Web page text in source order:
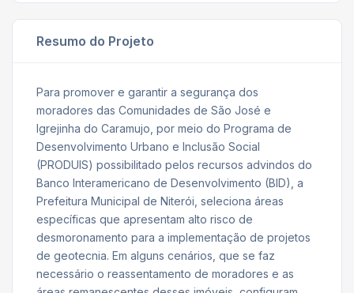
Resumo do Projeto
Para promover e garantir a segurança dos
moradores das Comunidades de São José e
Igrejinha do Caramujo, por meio do Programa de
Desenvolvimento Urbano e Inclusão Social
(PRODUIS) possibilitado pelos recursos advindos do
Banco Interamericano de Desenvolvimento (BID), a
Prefeitura Municipal de Niterói, seleciona áreas
específicas que apresentam alto risco de
desmoronamento para a implementação de projetos
de geotecnia. Em alguns cenários, que se faz
necessário o reassentamento de moradores e as